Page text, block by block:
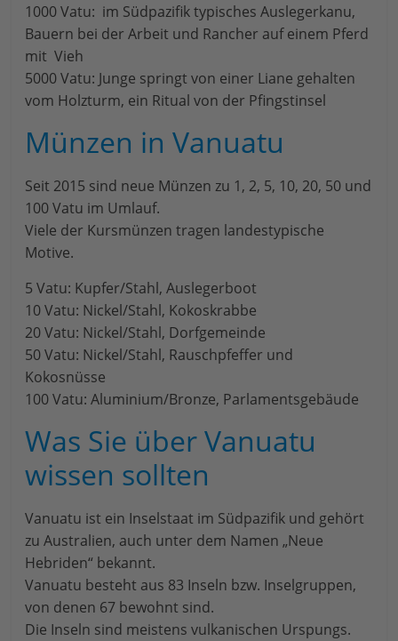
1000 Vatu: im Südpazifik typisches Auslegerkanu,
Bauern bei der Arbeit und Rancher auf einem Pferd
mit Vieh
5000 Vatu: Junge springt von einer Liane gehalten
vom Holzturm, ein Ritual von der Pfingstinsel
Münzen in Vanuatu
Seit 2015 sind neue Münzen zu 1, 2, 5, 10, 20, 50 und
100 Vatu im Umlauf.
Viele der Kursmünzen tragen landestypische
Motive.
5 Vatu: Kupfer/Stahl, Auslegerboot
10 Vatu: Nickel/Stahl, Kokoskrabbe
20 Vatu: Nickel/Stahl, Dorfgemeinde
50 Vatu: Nickel/Stahl, Rauschpfeffer und
Kokosnüsse
100 Vatu: Aluminium/Bronze, Parlamentsgebäude
Was Sie über Vanuatu
wissen sollten
Vanuatu ist ein Inselstaat im Südpazifik und gehört
zu Australien, auch unter dem Namen „Neue
Hebriden“ bekannt.
Vanuatu besteht aus 83 Inseln bzw. Inselgruppen,
von denen 67 bewohnt sind.
Die Inseln sind meistens vulkanischen Urspungs.